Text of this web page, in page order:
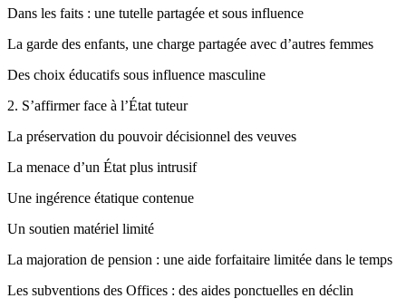
Dans les faits : une tutelle partagée et sous influence
La garde des enfants, une charge partagée avec d’autres femmes
Des choix éducatifs sous influence masculine
2. S’affirmer face à l’État tuteur
La préservation du pouvoir décisionnel des veuves
La menace d’un État plus intrusif
Une ingérence étatique contenue
Un soutien matériel limité
La majoration de pension : une aide forfaitaire limitée dans le temps
Les subventions des Offices : des aides ponctuelles en déclin